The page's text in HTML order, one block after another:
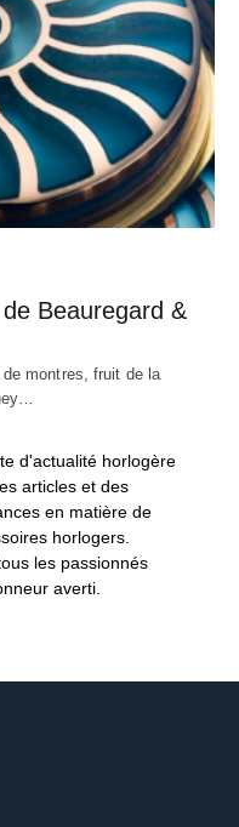
Beauregard &
montres, fruit de la
d'actualité horlogère
articles et des
en matière de
horlogers.
les passionnés
averti.